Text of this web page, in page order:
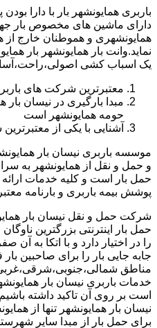
باربری همایونشهر بار با دارا
دارای ماشین های مخصوص بار
همایونشهری و هموطنان خارج از
نماید.وانت بار همایونشهر بار
یک اسباب کشی
معتبرترین شرکت های
مبدا بارگیری در نیسان بار
حومه همایونشهر است
آشنایی با یکی از
موسسه باربری نیسان بار
و حمل و نقل از همایونشهر به
حمل بار است و کلیه خدمات
پوشش بیمه باربری و بارنامه
شرکت حمل و نقل نیسان بار
حمل بار اینترنتی بزرگترین
را در اختیار دارد و با اتکا به آن
جابه جایی بار را برای صاحبین
مناطق
خدمات باربری نیسان بار
است بر روی آن تاکید داشته
نیسان بار همایونشهر تنها از
برای حمل بار از مبدا سایر